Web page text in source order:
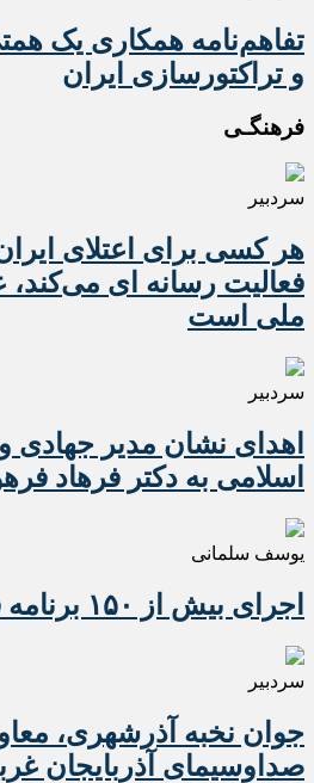
تفاهم‌نامه همکاری یک
و تراکتورسازی ایران
فرهنگـی
سردبیر
هر کسی برای اعتلای
فعالیت رسانه ای
ملی است
سردبیر
اهدای نشان مدیر جهادی و
اسلامی به دکتر فرهاد
یوسف سلمانی
اجرای بیش از ۱۵۰ برنامه فرهنگی در اهر
سردبیر
جوان نخبه آذرشهری،
صداوسیمای آذربایجان